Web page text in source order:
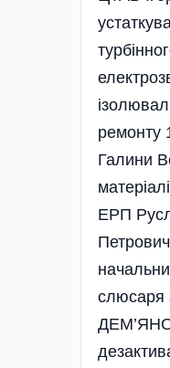
ремонту
Галини
ЕРП
слюсаря